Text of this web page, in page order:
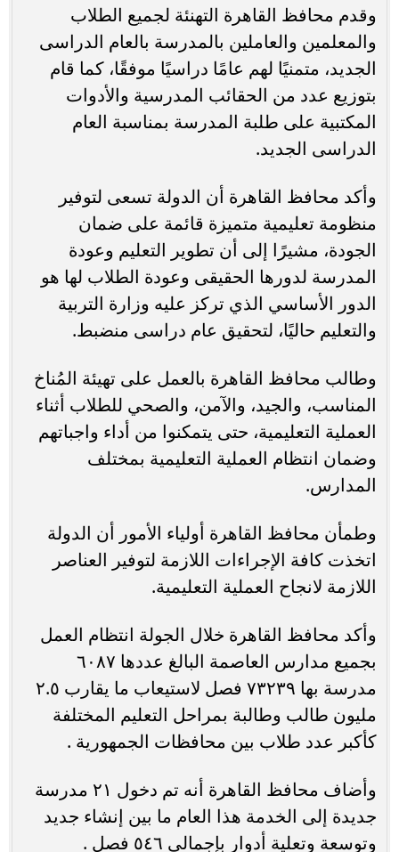
وقدم محافظ القاهرة التهنئة لجميع الطلاب
والمعلمين والعاملين بالمدرسة بالعام الدراسى
الجديد، متمنيًا لهم عامًا دراسيًا موفقًا، كما قام
بتوزيع عدد من الحقائب المدرسية والأدوات
المكتبية على طلبة المدرسة بمناسبة العام
الدراسى الجديد.
وأكد محافظ القاهرة أن الدولة تسعى لتوفير
منظومة تعليمية متميزة قائمة على ضمان
الجودة، مشيرًا إلى أن تطوير التعليم وعودة
المدرسة لدورها الحقيقى وعودة الطلاب لها هو
الدور الأساسي الذي تركز عليه وزارة التربية
والتعليم حاليًا، لتحقيق عام دراسى منضبط.
وطالب محافظ القاهرة بالعمل على تهيئة المُناخ
المناسب، والجيد، والآمن، والصحي للطلاب أثناء
العملية التعليمية، حتى يتمكنوا من أداء واجباتهم
وضمان انتظام العملية التعليمية بمختلف
المدارس.
وطمأن محافظ القاهرة أولياء الأمور أن الدولة
اتخذت كافة الإجراءات اللازمة لتوفير العناصر
اللازمة لانجاح العملية التعليمية.
وأكد محافظ القاهرة خلال الجولة انتظام العمل
بجميع مدارس العاصمة البالغ عددها ٦٠٨٧
مدرسة بها ٧٣٢٣٩ فصل لاستيعاب ما يقارب ٢.٥
مليون طالب وطالبة بمراحل التعليم المختلفة
كأكبر عدد طلاب بين محافظات الجمهورية .
وأضاف محافظ القاهرة أنه تم دخول ٢١ مدرسة
جديدة إلى الخدمة هذا العام ما بين إنشاء جديد
وتوسعة وتعلية أدوار بإجمالي ٥٤٦ فصل .